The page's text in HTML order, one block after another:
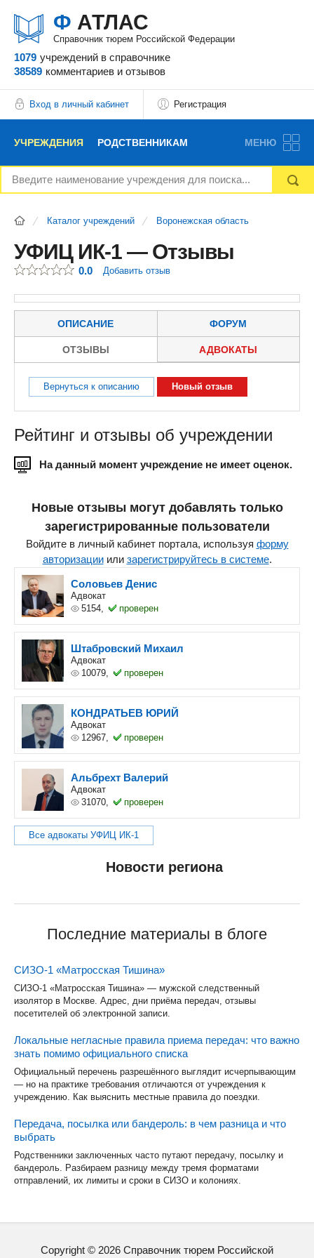
Ф АТЛАС
Справочник тюрем Российской Федерации
1079 учреждений в справочнике
38589 комментариев и отзывов
Вход в личный кабинет Регистрация
УЧРЕЖДЕНИЯ РОДСТВЕННИКАМ
НОВОСТИ БЛОГ АДВОКАТЫ
РЕКЛАМОДАТЕЛЯМ
МЕНЮ
Каталог учреждений Воронежская область
УФИЦ ИК-1 — Отзывы
0.0 Добавить отзыв
ОПИСАНИЕ ФОРУМ
ОТЗЫВЫ АДВОКАТЫ
Вернуться к описанию Новый отзыв
Рейтинг и отзывы об учреждении
На данный момент учреждение не имеет оценок.
Новые отзывы могут добавлять только
зарегистрированные пользователи
Войдите в личный кабинет портала, используя форму
авторизацииили зарегистрируйтесь в системе.
Соловьев Денис
Адвокат
5154,
проверен
Штабровский Михаил
Адвокат
10079,
проверен
КОНДРАТЬЕВ ЮРИЙ
Адвокат
12967,
проверен
Альбрехт Валерий
Адвокат
31070,
проверен
Все адвокаты УФИЦ ИК-1
Новости региона
Последние материалы в блоге
СИЗО-1 «Матросская Тишина»
СИЗО-1 «Матросская Тишина» — мужской следственный
изолятор в Москве. Адрес, дни приёма передач, отзывы
посетителей об электронной записи.
Локальные негласные правила приема передач: что важно
знать помимо официального списка
Официальный перечень разрешённого выглядит исчерпывающим
— но на практике требования отличаются от учреждения к
учреждению. Как выяснить местные правила до поездки.
Передача, посылка или бандероль: в чем разница и что
выбрать
Родственники заключенных часто путают передачу, посылку и
бандероль. Разбираем разницу между тремя форматами
отправлений, их лимиты и сроки в СИЗО и колониях.
Copyright © 2026 Справочник тюрем Российской